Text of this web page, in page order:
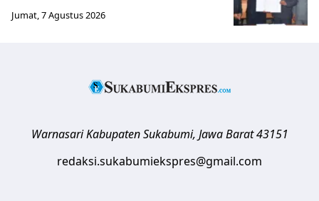
Jumat, 7 Agustus 2026
Warnasari Kabupaten Sukabumi, Jawa Barat 43151
redaksi.sukabumiekspres@gmail.com